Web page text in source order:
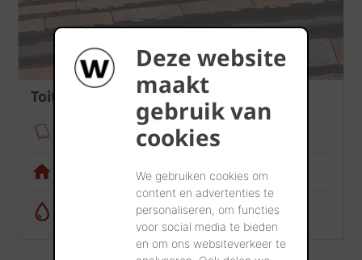
Deze website
maakt
gebruik van
cookies
We gebruiken cookies om
content en advertenties te
personaliseren, om functies
voor social media te bieden
en om ons websiteverkeer te
Toiture
Fixation des tuiles
Appli de visualisation
Calculatrice de récupération d’eau